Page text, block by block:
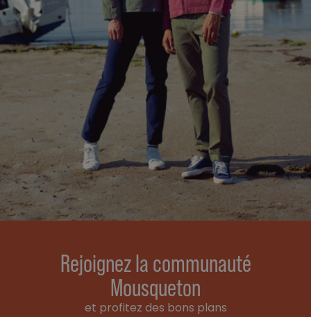
Rejoignez la communauté
Mousqueton
et profitez des bons plans